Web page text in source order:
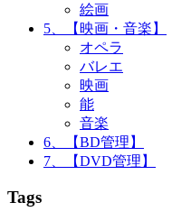
絵画
5、【映画・音楽】
オペラ
バレエ
映画
能
音楽
6、【BD管理】
7、【DVD管理】
Tags